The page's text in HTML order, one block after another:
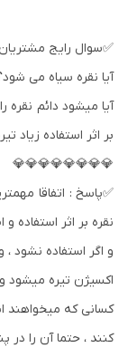
✅سوال رایج مشتریان
آیا نقره سیاه می
آیا میشود دائم نقره
بر اثر استفاده زیاد
💎💎💎💎💎💎💎💎
✅پاسخ : اتفاقا
نقره بر اثر استفاده
و اگر استفاده نشود
اکسیژن تیره میشود
کسانی که میخواهند
کنند ، حتما آن را